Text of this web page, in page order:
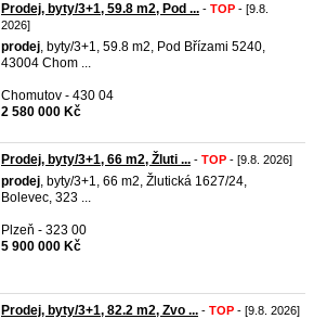
Prodej, byty/3+1, 59.8 m2, Pod ... - TOP - [9.8.
2026]
prodej, byty/3+1, 59.8 m2, Pod Břízami 5240,
43004 Chom ...
Chomutov - 430 04
2 580 000 Kč
Prodej, byty/3+1, 66 m2, Žluti ... - TOP - [9.8. 2026]
prodej, byty/3+1, 66 m2, Žlutická 1627/24,
Bolevec, 323 ...
Plzeň - 323 00
5 900 000 Kč
Prodej, byty/3+1, 82.2 m2, Zvo ... - TOP - [9.8. 2026]